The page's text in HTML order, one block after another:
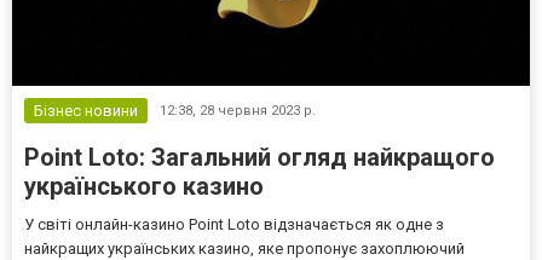
Бізнес новини 12:38, 28 червня 2023 р.
Point Loto: Загальний огляд найкращого
українського казино
У світі онлайн-казино Point Loto відзначається як одне з
найкращих українських казино, яке пропонує захоплюючий